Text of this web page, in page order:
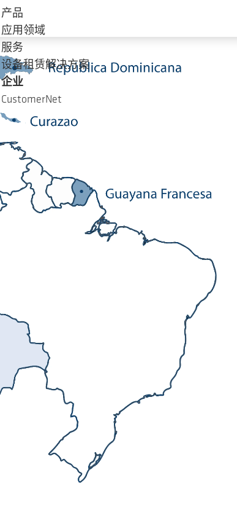
产品
应用领域
服务
设备租赁解决方案
企业
CustomerNet